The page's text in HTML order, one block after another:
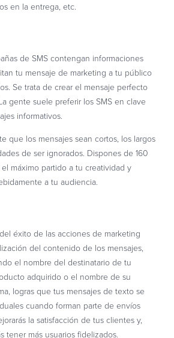
en la entrega, etc.
de SMS contengan informaciones
tu mensaje de marketing a tu público
Se trata de crear el mensaje perfecto
gente suele preferir los SMS en clave
informativos.
que los mensajes sean cortos, los largos
de ser ignorados. Dispones de 160
máximo partido a tu creatividad y
a tu audiencia.
éxito de las acciones de marketing
del contenido de los mensajes,
el nombre del destinatario de tu
adquirido o el nombre de su
logras que tus mensajes de texto se
cuando forman parte de envíos
la satisfacción de tus clientes y,
tener más usuarios fidelizados.